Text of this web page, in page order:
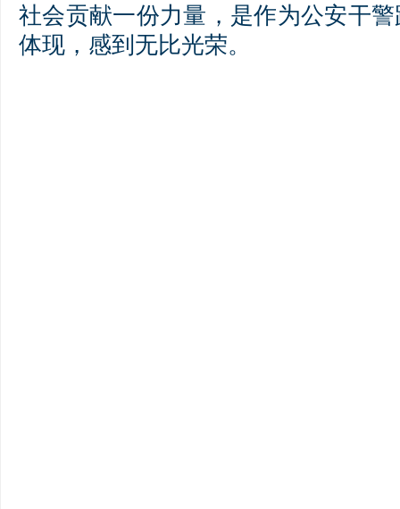
社会贡献一份力量，是作为公安干
体现，感到无比光荣。